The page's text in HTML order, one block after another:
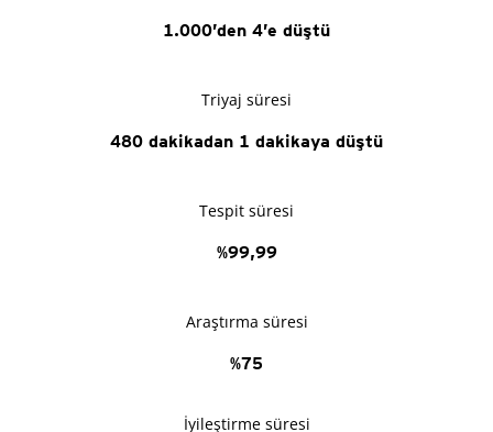
1.000’den 4’e düştü
Triyaj süresi
480 dakikadan 1 dakikaya düştü
Tespit süresi
%99,99
Araştırma süresi
%75
İyileştirme süresi